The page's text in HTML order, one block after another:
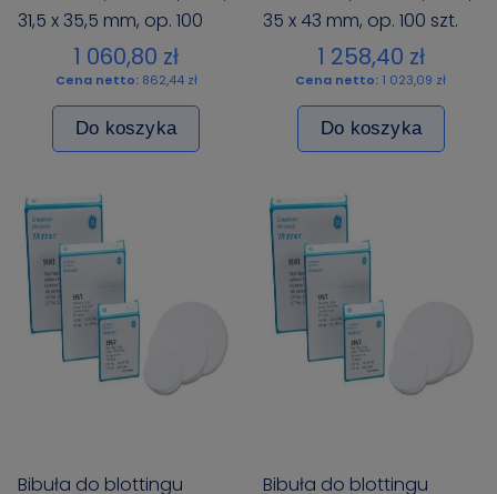
31,5 x 35,5 mm, op. 100
1 060,80 zł
Cena netto: 862,44 zł
Do koszyka
35 x 43 mm, op. 100 szt.
1 258,40 zł
Cena netto: 1 023,09 zł
Do koszyka
Bibuła do blottingu
Bibuła do blottingu